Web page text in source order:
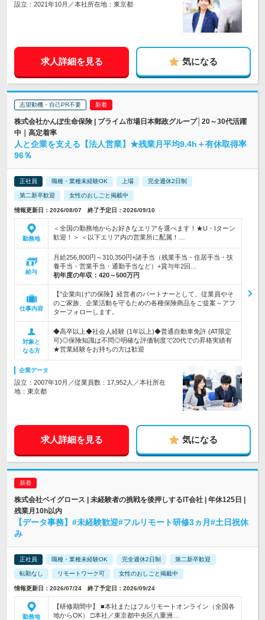
設立：2021年10月／本社所在地：東京都
求人詳細を見る 気になる
志望動機・自己PR不要
株式会社かんぽ生命保険 | プライム市場日本郵政グループ│20～30代活躍
中｜高定着率
人と企業を支える【法人営業】★残業月平均9.4h＋有休取得率
96％
正社員 職種・業種未経験OK 上場 完全週休2日制
第二新卒歓迎 女性のおしごと掲載中
情報更新日：2026/08/07 終了予定日：2026/09/10
勤務地
＜全国の勤務地からお好きなエリアを選べます！★U・Iターン
歓迎！＞ ＜以下エリア内の営業所に配属！…
給与
月給256,800円～310,350円+諸手当（残業手当・住居手当・扶
養手当・営業手当・通勤手当など）+賞与年2回…
初年度の年収： 420～500万円
仕事内容
【"企業向け"の保険】経営者のパートナーとして、従業員やそ
のご家族、企業活動を守るための各種保険商品をご提案～アフ
ターフォローします。
対象と
なる方
◆高卒以上◆社会人経験 (1年以上)◆普通自動車免許 (AT限定
可)◎保険知識は不問◎明確な評価制度で20代での昇格実績有
★営業経験をお持ちの方は歓迎
企業データ
設立：2007年10月／従業員数：17,952人／本社所在
地：東京都
求人詳細を見る 気になる
株式会社ベイグロース | 未経験者の挑戦を後押しするIT会社 | 年休125日 |
残業月10h以内
【データ事務】#未経験歓迎#フルリモート研修3ヵ月#土日祝休
み
正社員 職種・業種未経験OK 完全週休2日制 第二新卒歓迎
転勤なし リモートワーク可 女性のおしごと掲載中
情報更新日：2026/07/24 終了予定日：2026/09/24
勤務地
【研修期間中】 ■本社またはフルリモートオンライン（全国各
地からOK） □本社／東京都中央区八重洲…